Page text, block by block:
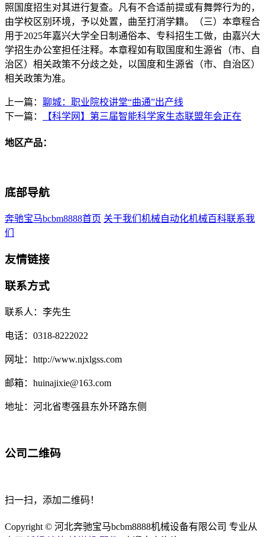
照国度招生对其进行复查。凡有不合适前提或有舞弊行为的，
由学校区别环境，予以处置，曲至打消学籍。（三）本章程合
用于2025年嘉兴大学全日制通俗本、专科招生工做，由嘉兴大
学招生办公室担任注释。本章程如有取国度和生源省（市、自
治区）相关政策不分歧之处，以国度和生源省（市、自治区）
相关政策为准。
上一篇： 聊城：职业院校讲堂“曲通”出产线
下一篇：
【科学网】第三届智能科学家生态联盟年会正在
地区产品：
底部导航
奔驰宝马bcbm8888首页 关于我们 机械自动化机械百科联系我
们
友情链接
联系方式
联系人：李先生
电话：0318-8222022
网址：http://www.njxlgss.com
邮箱：huinajixie@163.com
地址：河北省枣强县东外环路东侧
公司二维码
扫一扫，添加二维码！
Copyright © 河北奔驰宝马bcbm8888机械设备有限公司 专业从